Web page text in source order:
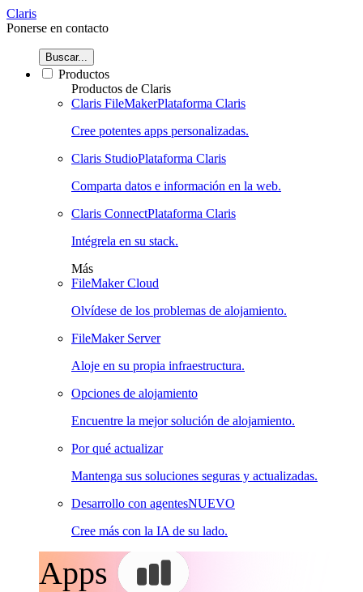
Claris
Ponerse en contacto
Buscar...
Productos
Productos de Claris
Claris FileMakerPlataforma Claris
Cree potentes apps personalizadas.
Claris StudioPlataforma Claris
Comparta datos e información en la web.
Claris ConnectPlataforma Claris
Intégrela en su stack.
Más
FileMaker Cloud
Olvídese de los problemas de alojamiento.
FileMaker Server
Aloje en su propia infraestructura.
Opciones de alojamiento
Encuentre la mejor solución de alojamiento.
Por qué actualizar
Mantenga sus soluciones seguras y actualizadas.
Desarrollo con agentesNUEVO
Cree más con la IA de su lado.
Apps